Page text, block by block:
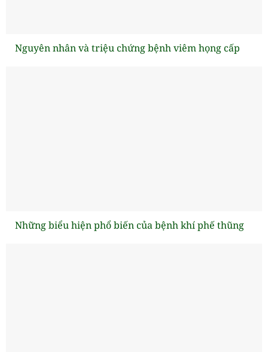
Nguyên nhân và triệu chứng bệnh viêm họng cấp
Những biểu hiện phổ biến của bệnh khí phế thũng